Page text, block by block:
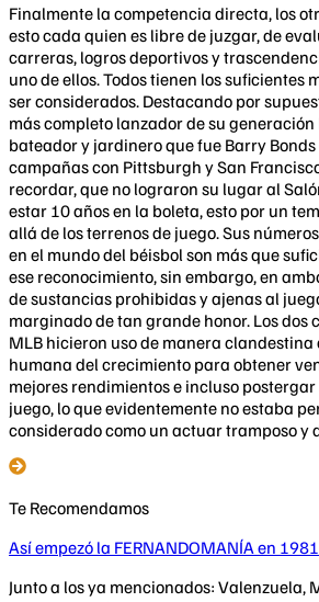
Finalmente la competencia directa, los
esto cada quien es libre de juzgar, de
carreras, logros deportivos y
uno de ellos. Todos tienen los suficientes
ser considerados. Destacando por
más completo lanzador de su generación
bateador y jardinero que fue Barry
campañas con Pittsburgh y San
recordar, que no lograron su lugar al
estar 10 años en la boleta, esto por un
allá de los terrenos de juego. Sus
en el mundo del béisbol son más que
ese reconocimiento, sin embargo, en
de sustancias prohibidas y ajenas al
marginado de tan grande honor. Los dos
MLB hicieron uso de manera clandestina
humana del crecimiento para obtener
mejores rendimientos e incluso
juego, lo que evidentemente no estaba
considerado como un actuar tramposo y
Te Recomendamos
Así empezó la FERNANDOMANÍA en 1981
Junto a los ya mencionados: Valenzuela,